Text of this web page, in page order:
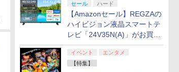
セール ハード
【Amazonセール】REGZAの
ハイビジョン液晶スマートテ
レビ「24V35N(A)」がお買い
得！
イベント
エンタメ
【特集】